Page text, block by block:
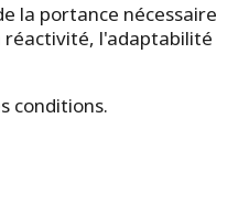
la portance nécessaire
réactivité, l'adaptabilité
conditions.